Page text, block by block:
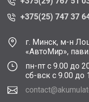
+375(25) 747 37
г. Минск, м-н
«АвтоМир»,
пн-пт с 9.00 до
сб-вск с 9.00 до